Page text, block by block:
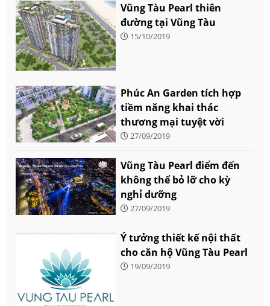
Vũng Tàu Pearl thiên
đường tại Vũng Tàu
15/10/2019
Phúc An Garden tích hợp
tiềm năng khai thác
thương mại tuyệt vời
27/09/2019
Vũng Tàu Pearl điểm đến
không thể bỏ lỡ cho kỳ
nghỉ dưỡng
27/09/2019
Ý tưởng thiết kế nội thất
cho căn hộ Vũng Tàu Pearl
19/09/2019